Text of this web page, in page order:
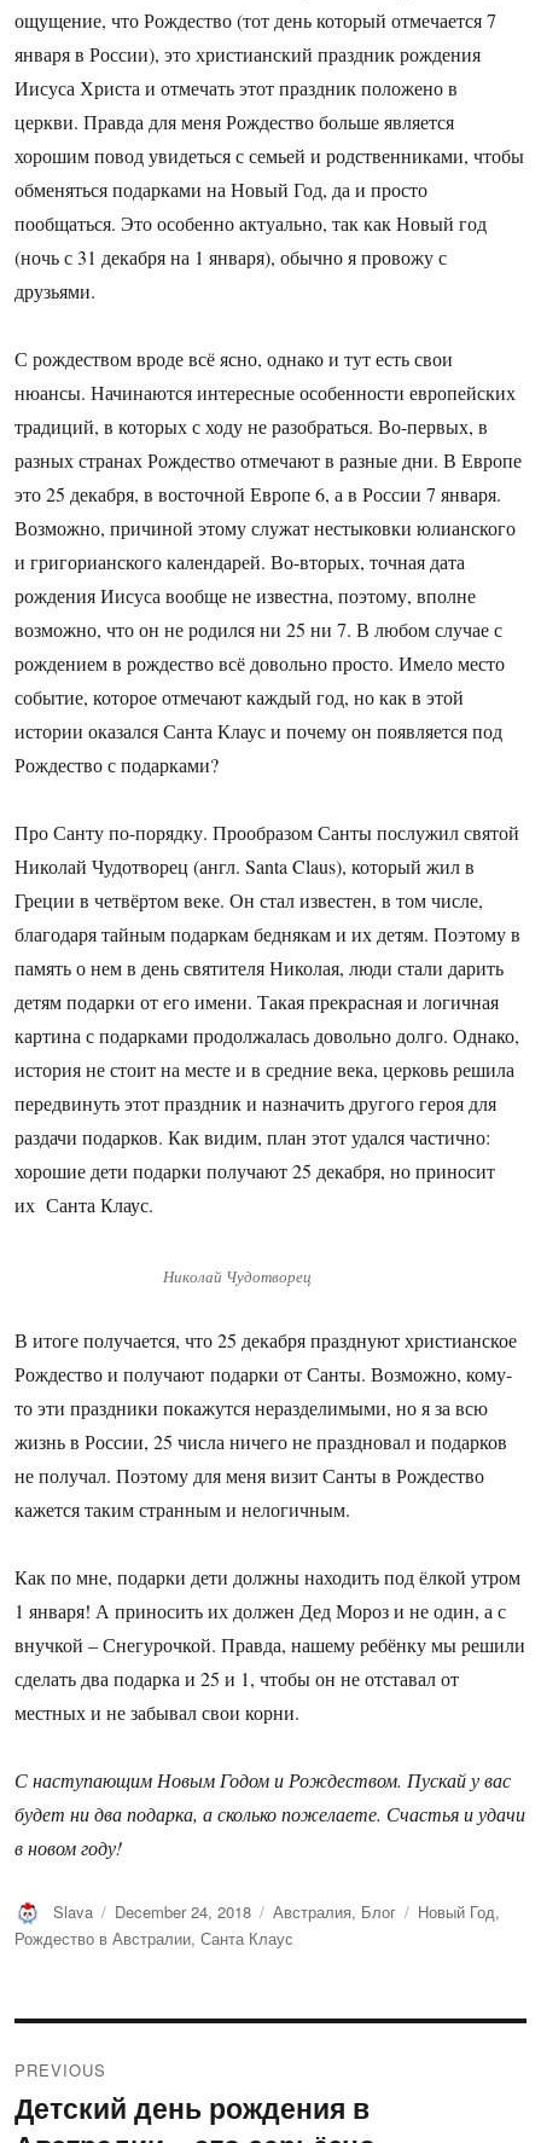
ощущение, что Рождество (тот день который отмечается 7
января в России), это христианский праздник рождения
Иисуса Христа и отмечать этот праздник положено в
церкви. Правда для меня Рождество больше является
хорошим повод увидеться с семьей и родственниками, чтобы
обменяться подарками на Новый Год, да и просто
пообщаться. Это особенно актуально, так как Новый год
(ночь с 31 декабря на 1 января), обычно я провожу с
друзьями.
С рождеством вроде всё ясно, однако и тут есть свои
нюансы. Начинаются интересные особенности европейских
традиций, в которых с ходу не разобраться. Во-первых, в
разных странах Рождество отмечают в разные дни. В Европе
это 25 декабря, в восточной Европе 6, а в России 7 января.
Возможно, причиной этому служат нестыковки юлианского
и григорианского календарей. Во-вторых, точная дата
рождения Иисуса вообще не известна, поэтому, вполне
возможно, что он не родился ни 25 ни 7. В любом случае с
рождением в рождество всё довольно просто. Имело место
событие, которое отмечают каждый год, но как в этой
истории оказался Санта Клаус и почему он появляется под
Рождество с подарками?
Про Санту по-порядку. Прообразом Санты послужил святой
Николай Чудотворец (англ. Santa Claus), который жил в
Греции в четвёртом веке. Он стал известен, в том числе,
благодаря тайным подаркам беднякам и их детям. Поэтому в
память о нем в день святителя Николая, люди стали дарить
детям подарки от его имени. Такая прекрасная и логичная
картина с подарками продолжалась довольно долго. Однако,
история не стоит на месте и в средние века, церковь решила
передвинуть этот праздник и назначить другого героя для
раздачи подарков. Как видим, план этот удался частично:
хорошие дети подарки получают 25 декабря, но приносит
их Санта Клаус.
Николай Чудотворец
В итоге получается, что 25 декабря празднуют христианское
Рождество и получают подарки от Санты. Возможно, кому-
то эти праздники покажутся неразделимыми, но я за всю
жизнь в России, 25 числа ничего не праздновал и подарков
не получал. Поэтому для меня визит Санты в Рождество
кажется таким странным и нелогичным.
Как по мне, подарки дети должны находить под ёлкой утром
1 января! А приносить их должен Дед Мороз и не один, а с
внучкой – Снегурочкой. Правда, нашему ребёнку мы решили
сделать два подарка и 25 и 1, чтобы он не отставал от
местных и не забывал свои корни.
С наступающим Новым Годом и Рождеством. Пускай у вас
будет ни два подарка, а сколько пожелаете. Счастья и удачи
в новом году!
Author
Slava
Posted
on
December 24, 2018 Categories
Австралия, Блог Tags
Новый Год,
Рождество в Австралии,Санта Клаус
navigation
PREVIOUS
Previous
Детский день рождения в